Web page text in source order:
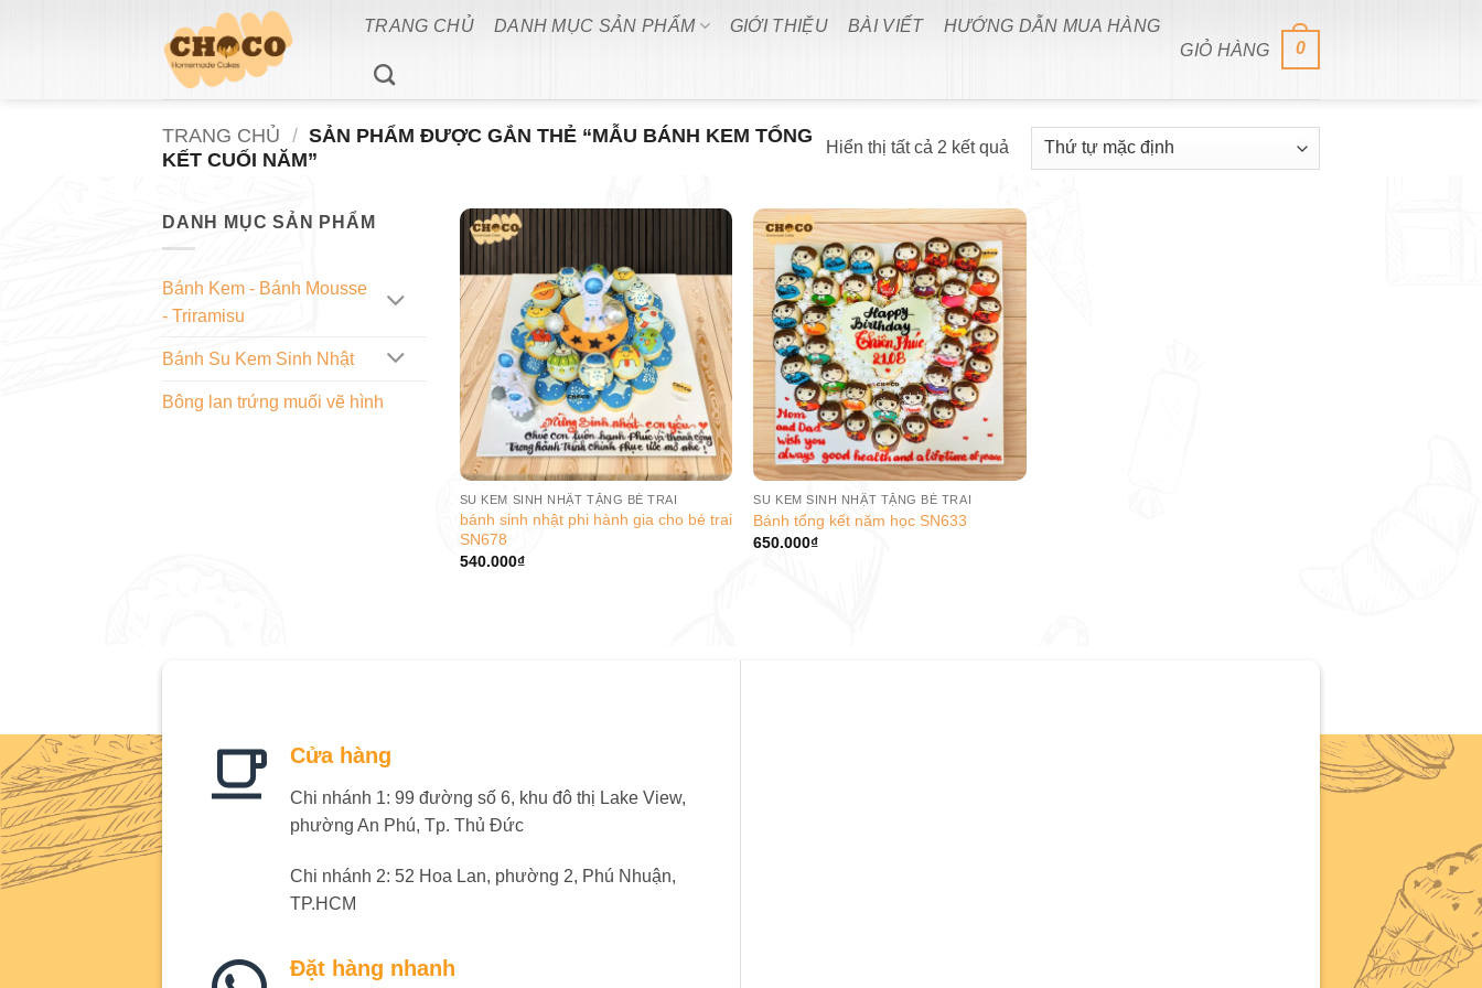
TRANG CHỦ DANH MỤC SẢN PHẨM GIỚI THIỆU BÀI VIẾT
HƯỚNG DẪN MUA HÀNG
GIỎ HÀNG
0
TRANG CHỦ / SẢN PHẨM ĐƯỢC GẮN THẺ “MẪU BÁNH KEM TỔNG
KẾT CUỐI NĂM”
Hiển thị tất cả 2 kết quả
DANH MỤC SẢN PHẨM
Bánh Kem - Bánh Mousse
- Triramisu
Bánh Su Kem Sinh Nhật
Bông lan trứng muối vẽ hình
SU KEM SINH NHẬT TẶNG BÉ TRAI
bánh sinh nhật phi hành gia cho bé trai
SN678
540.000₫
SU KEM SINH NHẬT TẶNG BÉ TRAI
Bánh tổng kết năm học SN633
650.000₫
Cửa hàng
Chi nhánh 1: 99 đường số 6, khu đô thị Lake View,
phường An Phú, Tp. Thủ Đức
Chi nhánh 2: 52 Hoa Lan, phường 2, Phú Nhuận,
TP.HCM
Đặt hàng nhanh